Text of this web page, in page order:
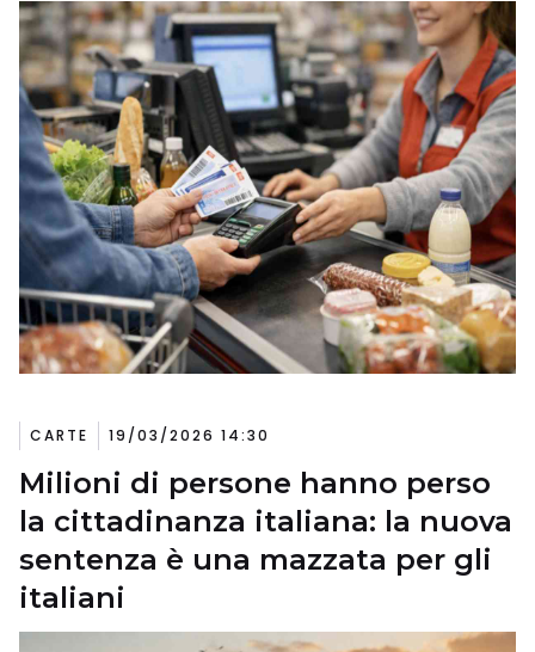
CARTE 19/03/2026 14:30
Milioni di persone hanno perso
la cittadinanza italiana: la nuova
sentenza è una mazzata per gli
italiani